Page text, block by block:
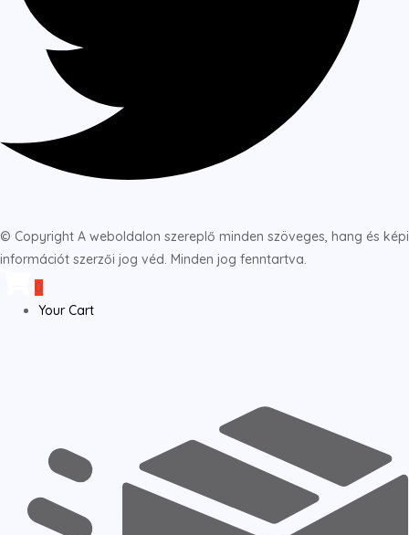
© Copyright A weboldalon szereplő minden szöveges, hang és képi
információt szerzői jog véd. Minden jog fenntartva.
0
Your Cart